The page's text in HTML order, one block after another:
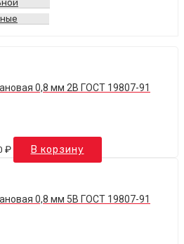
0,8 мм 2В ГОСТ 19807-91
₽ В корзину
0,8 мм 5В ГОСТ 19807-91